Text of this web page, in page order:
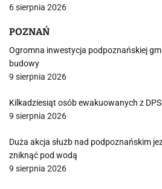
6 sierpnia 2026
POZNAŃ
Ogromna inwestycja podpoznańskiej
budowy
9 sierpnia 2026
Kilkadziesiąt osób ewakuowanych z
9 sierpnia 2026
Duża akcja służb nad podpoznańskim
zniknąć pod wodą
9 sierpnia 2026